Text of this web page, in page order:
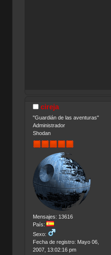
cireja
"Guardián de las aventuras"
Administrador
Shodan
Mensajes: 13616
País:
Sexo:
Fecha de registro: Mayo 06,
2007, 13:02:16 pm